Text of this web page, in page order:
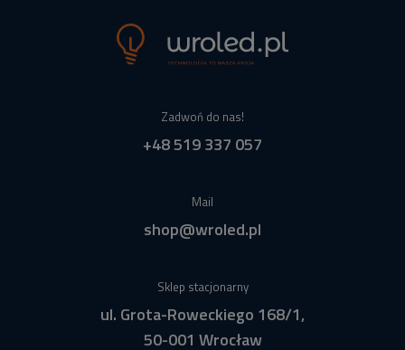
Zadwoń do nas!
+48 519 337 057
Mail
shop@wroled.pl
Sklep stacjonarny
ul. Grota-Roweckiego 168/1,
50-001 Wrocław